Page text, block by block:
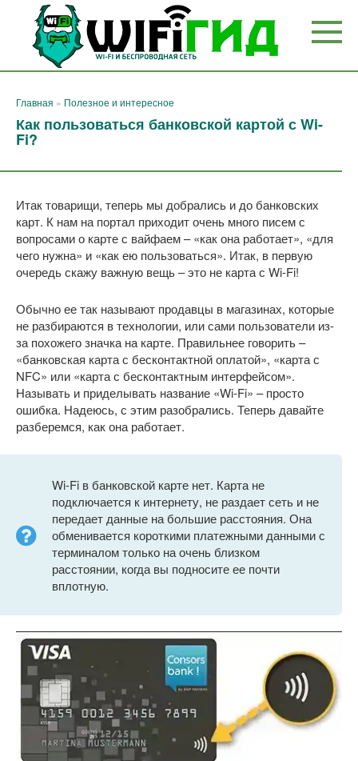
Перейти
контенту
Главная » Полезное и интересное
Как пользоваться банковской картой с Wi-
Fi?
Итак товарищи, теперь мы добрались и до банковских
карт. К нам на портал приходит очень много писем с
вопросами о карте с вайфаем – «как она работает», «для
чего нужна» и «как ею пользоваться». Итак, в первую
очередь скажу важную вещь – это не карта с Wi-Fi!
Обычно ее так называют продавцы в магазинах, которые
не разбираются в технологии, или сами пользователи из-
за похожего значка на карте. Правильнее говорить –
«банковская карта с бесконтактной оплатой», «карта с
NFC» или «карта с бесконтактным интерфейсом».
Называть и приделывать название «Wi-Fi» – просто
ошибка. Надеюсь, с этим разобрались. Теперь давайте
разберемся, как она работает.
Wi-Fi в банковской карте нет. Карта не
подключается к интернету, не раздает сеть и не
передает данные на большие расстояния. Она
обменивается короткими платежными данными с
терминалом только на очень близком
расстоянии, когда вы подносите ее почти
вплотную.